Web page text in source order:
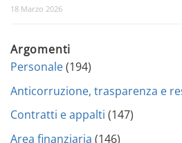
18 Marzo 2026
Argomenti
Personale(194)
Anticorruzione, trasparenza e
Contratti e appalti (147)
Area finanziaria (146)